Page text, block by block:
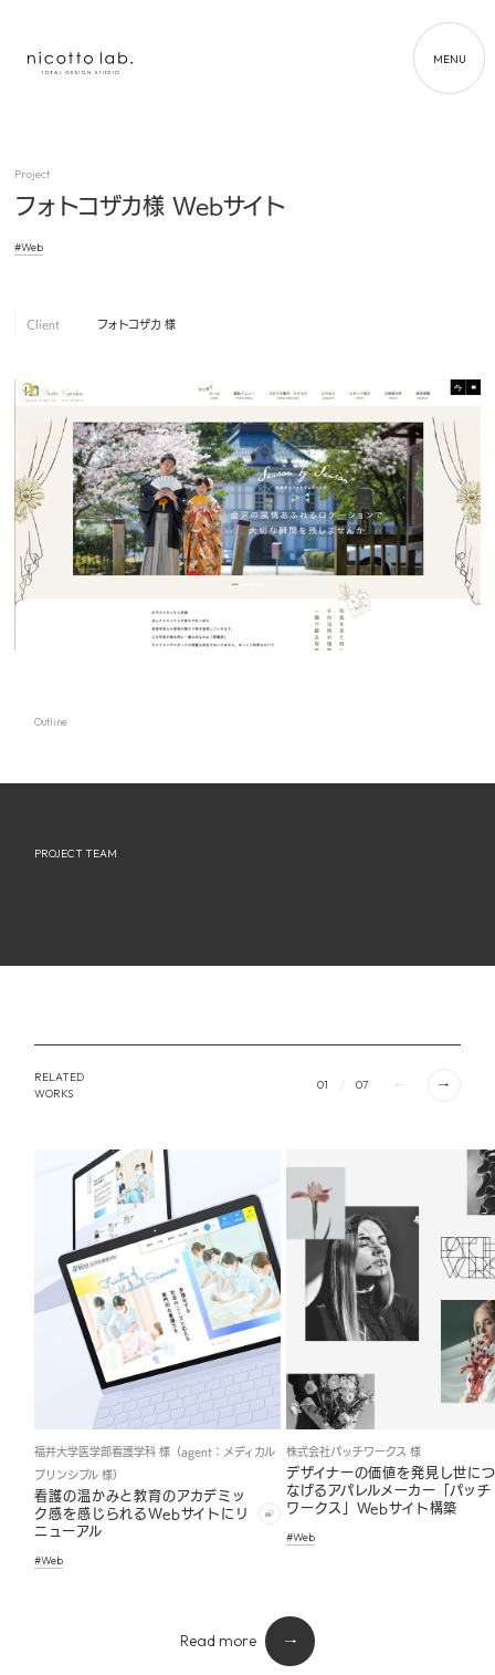
MENU
Project
フォトコザカ様 Webサイト
#Web
Client フォトコザカ 様
Outline
PROJECT TEAM
RELATED
WORKS
01 07
福井大学医学部看護学科 様（agent：メディカル
プリンシプル 様）
看護の温かみと教育のアカデミッ
ク感を感じられるWebサイトにリ
ニューアル
#Web
株式会社パッチワークス 様
デザイナーの価値を発見し世につ
なげるアパレルメーカー「パッチ
ワークス」Webサイト構築
#Web
Read more